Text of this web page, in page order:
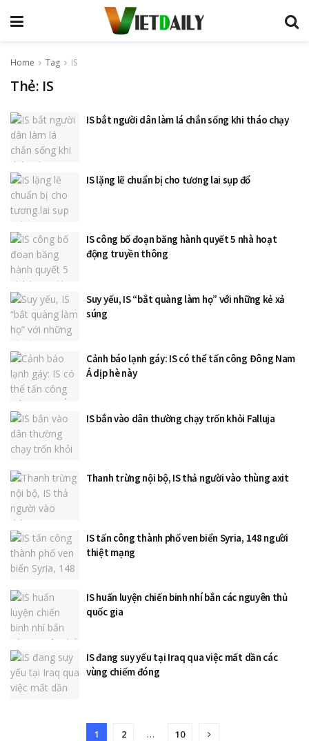
Home Tag IS
Thẻ: IS
IS bắt người dân làm lá chắn sống khi tháo chạy
IS lặng lẽ chuẩn bị cho tương lai sụp đổ
IS công bố đoạn băng hành quyết 5 nhà hoạt
động truyền thông
Suy yếu, IS “bắt quàng làm họ” với những kẻ xả
súng
Cảnh báo lạnh gáy: IS có thể tấn công Đông Nam
Á dịp hè này
IS bắn vào dân thường chạy trốn khỏi Falluja
Thanh trừng nội bộ, IS thả người vào thùng axit
​IS tấn công thành phố ven biển Syria, 148 người
thiệt mạng
IS huấn luyện chiến binh nhí bắn các nguyên thủ
quốc gia
IS đang suy yếu tại Iraq qua việc mất dần các
vùng chiếm đóng
1 2 … 10